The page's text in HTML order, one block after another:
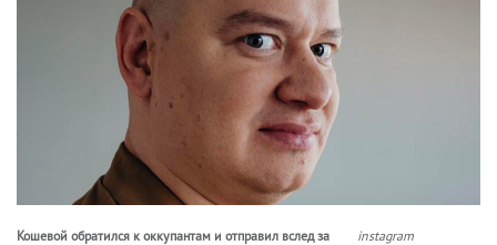
Кошевой обратился к оккупантам и отправил вслед за
instagram